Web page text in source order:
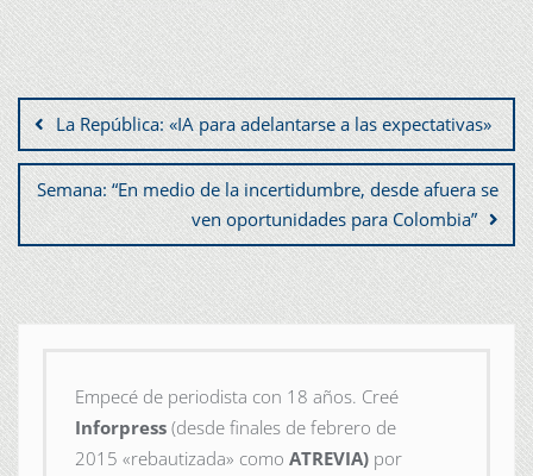
La República: «IA para adelantarse a las expectativas»
Semana: “En medio de la incertidumbre, desde afuera se
ven oportunidades para Colombia”
Empecé de periodista con 18 años. Creé
Inforpress (desde finales de febrero de
2015 «rebautizada» como ATREVIA) por